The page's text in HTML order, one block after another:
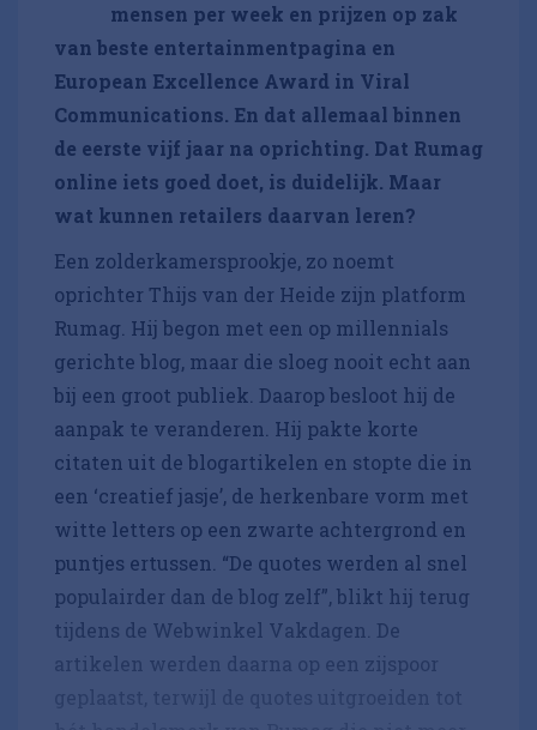
mensen per week en prijzen op zak
van beste entertainmentpagina en
European Excellence Award in Viral
Communications. En dat allemaal binnen
de eerste vijf jaar na oprichting. Dat Rumag
online iets goed doet, is duidelijk. Maar
wat kunnen retailers daarvan leren?
Een zolderkamersprookje, zo noemt
oprichter Thijs van der Heide zijn platform
Rumag. Hij begon met een op millennials
gerichte blog, maar die sloeg nooit echt aan
bij een groot publiek. Daarop besloot hij de
aanpak te veranderen. Hij pakte korte
citaten uit de blogartikelen en stopte die in
een ‘creatief jasje’, de herkenbare vorm met
witte letters op een zwarte achtergrond en
puntjes ertussen. “De quotes werden al snel
populairder dan de blog zelf”, blikt hij terug
tijdens de Webwinkel Vakdagen. De
artikelen werden daarna op een zijspoor